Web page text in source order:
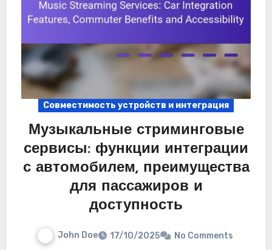
Совместимость устройств и интеграция
Музыкальные стриминговые
сервисы: функции интеграции
с автомобилем, преимущества
для пассажиров и
доступность
John Doe 17/10/2025 No Comments